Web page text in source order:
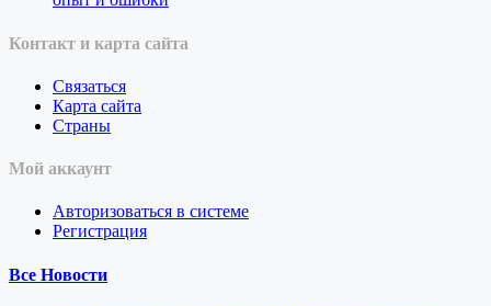
Контакт и карта сайта
Связаться
Карта сайта
Страны
Мой аккаунт
Авторизоваться в системе
Регистрация
Все Новости